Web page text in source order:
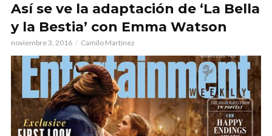
Así se ve la adaptación de ‘La Bella
y la Bestia’ con Emma Watson
noviembre 3, 2016 Camilo Martínez